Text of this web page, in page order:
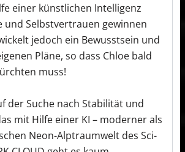
einer künstlichen Intelligenz
und Selbstvertrauen gewinnen
jedoch ein Bewusstsein und
Pläne, so dass Chloe bald
muss!
der Suche nach Stabilität und
mit Hilfe einer KI – moderner als
Neon-Alptraumwelt des Sci-